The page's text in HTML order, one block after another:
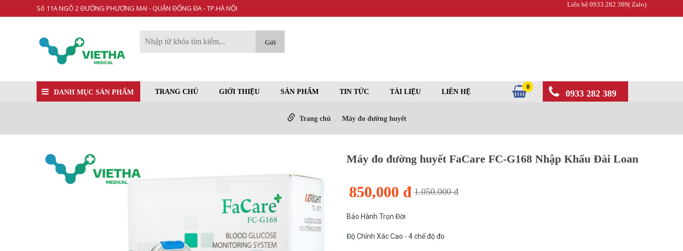
Số 11A NGÕ 2 ĐƯỜNG PHƯƠNG MAI - QUẬN ĐỐNG ĐA - TP.HÀ NỘI Liên hệ 0933 282 389( Zalo)
DANH MỤC SẢN PHẨM TRANG CHỦ GIỚI THIỆU SẢN PHẨM TIN TỨC TÀI LIỆU LIÊN HỆ
0
0933 282 389
Trang chủ Máy đo đường huyết
Máy đo đường huyết FaCare FC-G168 Nhập Khẩu Đài Loan
850,000 đ 1.050.000 đ
Bảo Hành Trọn Đời
Độ Chính Xác Cao - 4 chế độ đo